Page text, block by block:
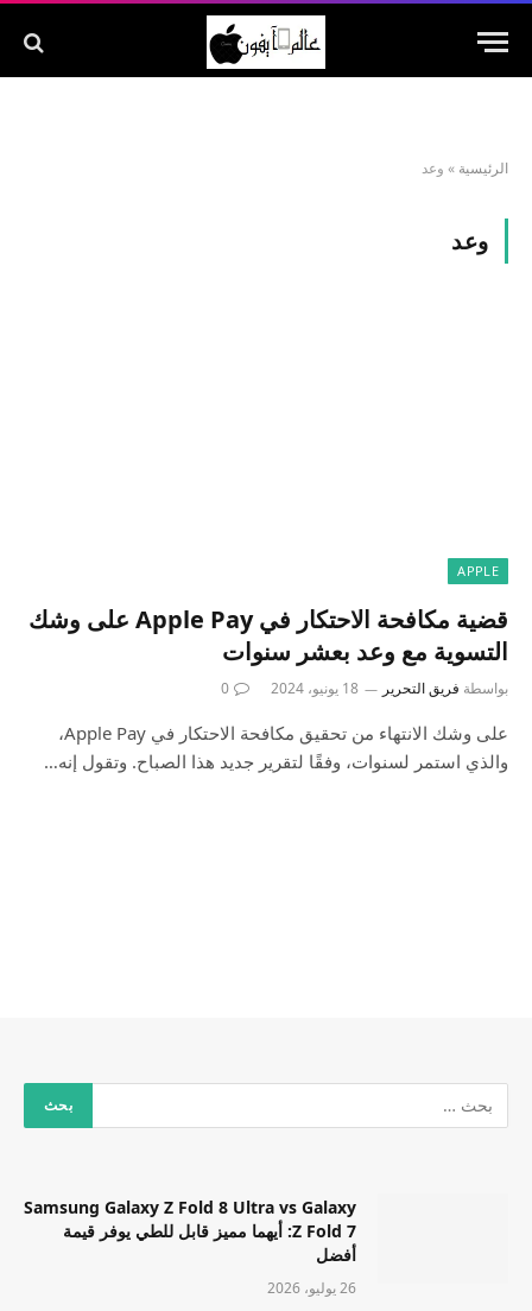
الرئيسية » وعد
وعد
APPLE
قضية مكافحة الاحتكار في Apple Pay على وشك
التسوية مع وعد بعشر سنوات
بواسطة فريق التحرير 18 يونيو، 2024 0
على وشك الانتهاء من تحقيق مكافحة الاحتكار في Apple Pay،
والذي استمر لسنوات، وفقًا لتقرير جديد هذا الصباح. وتقول إنه…
Samsung Galaxy Z Fold 8 Ultra vs Galaxy
Z Fold 7: أيهما مميز قابل للطي يوفر قيمة
أفضل
26 يوليو، 2026